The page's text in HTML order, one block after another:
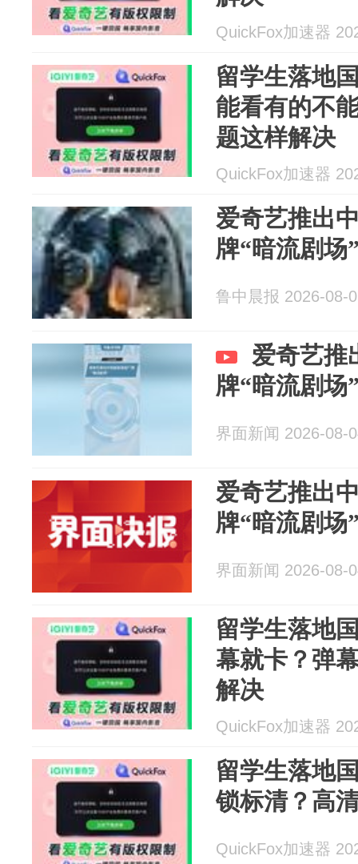
QuickFox加速器
留学生落地
能看有的不
题这样解决
QuickFox加速器
爱奇艺推出
牌“暗流剧场
鲁中晨报 2026-08-
爱奇艺推
牌“暗流剧场
界面新闻 2026-08-
爱奇艺推出
牌“暗流剧场
界面新闻 2026-08-
留学生落地
幕就卡？弹
解决
QuickFox加速器
留学生落地
锁标清？高
QuickFox加速器